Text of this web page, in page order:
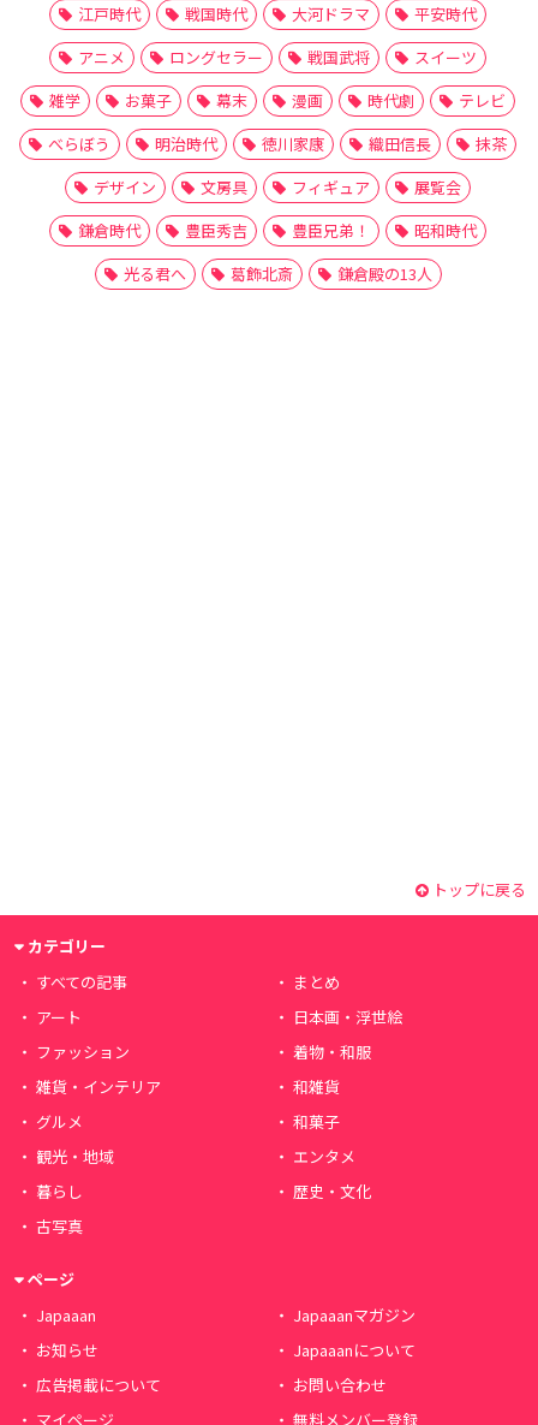
江戸時代 戦国時代 大河ドラマ
平安時代
アニメ
ロングセラー 戦国武将
スイーツ
雑学
お菓子 幕末 漫画 時代劇
テレビ
べらぼう
明治時代 徳川家康 織田信長
抹茶
デザイン
文房具 フィギュア
展覧会
鎌倉時代
豊臣秀吉 豊臣兄弟！
昭和時代
光る君へ
葛飾北斎 鎌倉殿の13人
トップに戻る
カテゴリー
すべての記事
まとめ
アート
日本画・浮世絵
ファッション
着物・和服
雑貨・インテリア
和雑貨
グルメ
和菓子
観光・地域
エンタメ
暮らし
歴史・文化
古写真
ページ
Japaaan
Japaaanマガジン
お知らせ
Japaaanについて
広告掲載について
お問い合わせ
マイページ
無料メンバー登録